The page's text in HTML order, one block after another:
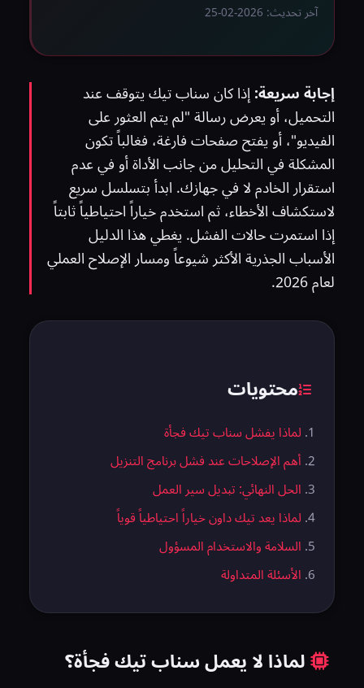
آخر تحديث: 2026-02-25
إجابة سريعة:إذا كان سناب تيك يتوقف عند
التحميل، أو يعرض رسالة "لم يتم العثور على
الفيديو"، أو يفتح صفحات فارغة، فغالباً تكون
المشكلة في التحليل من جانب الأداة أو في عدم
استقرار الخادم لا في جهازك. ابدأ بتسلسل سريع
لاستكشاف الأخطاء، ثم استخدم خياراً احتياطياً ثابتاً
إذا استمرت حالات الفشل. يغطي هذا الدليل
الأسباب الجذرية الأكثر شيوعاً ومسار الإصلاح العملي
لعام 2026.
محتويات
لماذا يفشل سناب تيك فجأة
أهم الإصلاحات عند فشل برنامج التنزيل
الحل النهائي: تبديل سير العمل
لماذا يعد تيك داون خياراً احتياطياً قوياً
السلامة والاستخدام المسؤول
الأسئلة المتداولة
لماذا لا يعمل سناب تيك فجأة؟